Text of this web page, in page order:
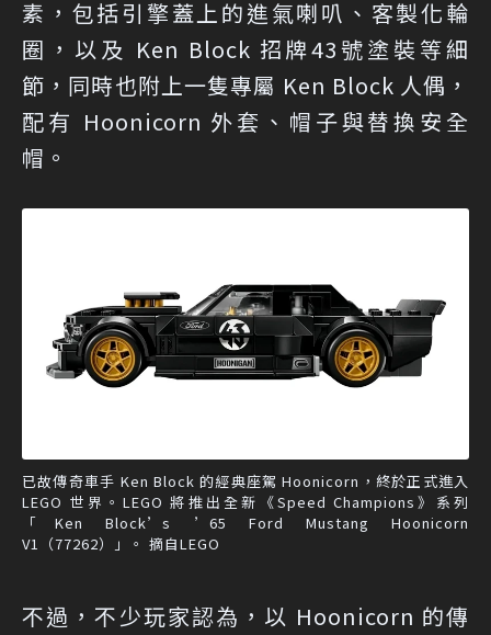
素，包括引擎蓋上的進氣喇叭、客製化輪
圈，以及 Ken Block 招牌43號塗裝等細
節，同時也附上一隻專屬 Ken Block 人偶，
配有 Hoonicorn 外套、帽子與替換安全
帽。
已故傳奇車手 Ken Block 的經典座駕 Hoonicorn，終於正式進入
LEGO 世界。LEGO 將推出全新《Speed Champions》系列
「Ken Block’s ’65 Ford Mustang Hoonicorn
V1（77262）」。 摘自LEGO
不過，不少玩家認為，以 Hoonicorn 的傳